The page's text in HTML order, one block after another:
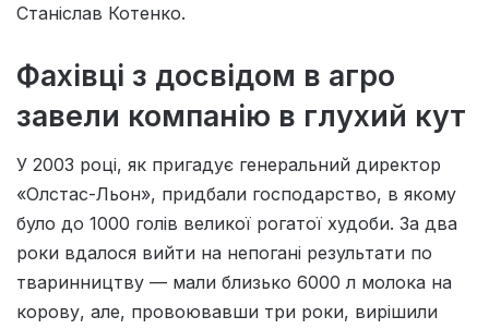
Станіслав Котенко.
Фахівці з досвідом в агро
завели компанію в глухий кут
У 2003 році, як пригадує генеральний директор
«Олстас-Льон», придбали господарство, в якому
було до 1000 голів великої рогатої худоби. За два
роки вдалося вийти на непогані результати по
тваринництву — мали близько 6000 л молока на
корову, але, провоювавши три роки, вирішили